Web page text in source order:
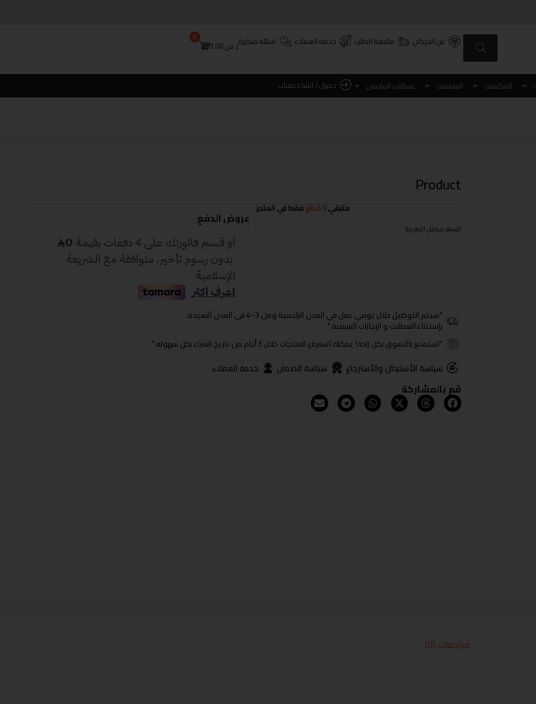
عن الحركان متابعة الطلب خدمة العملاء اسئلة متكررةر.س0.00
0
المكيفات النشافات غسالات الملابس دخول / انشاء حساب
Product
السعر شامل الضريبة
متبقي0 قطع فقط في المتجر
عروض الدفع
"سيتم التوصيل خلال يومي عمل في المدن الرئيسية ومن 3- 4 في المدن البعيدة.
بإستثناء العطلات و الإجازات الرسمية."
"استمتع بالتسوق بكل راحة! يمكنك استرجاع المنتجات خلال 3 أيام من تاريخ الشراء بكل سهولة."
سياسة الأستبدال والأسترجاع سياسة الضمان خدمة العملاء
قم بالمشاركة
مراجعات (0)